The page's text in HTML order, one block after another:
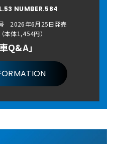
NUMBER.584
2026年6月25日発売
本体1,454円）
Q&A」